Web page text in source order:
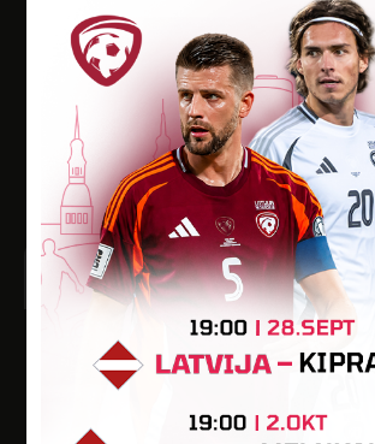
RĪGAS FUTBOLA
SKOLA
FK AUDA
Sporta bāze Daugavgrīva
26 AUG
2023
Sieviešu futbola līga 2023, 14. kārta
FK AUDA